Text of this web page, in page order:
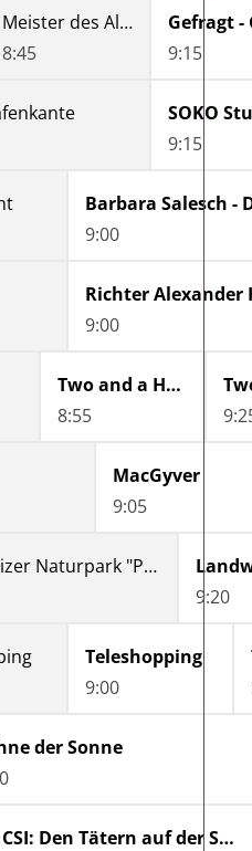
Meister des Alltags
8:45
Gefragt -
9:15
SOKO
9:15
9:00
Richter Alexander
9:00
Two and a Half Men
8:55
MacGyver
9:05
Schweizer Naturpark "Pfyn-Finges" - Rendez-vous im Park
9:20
Teleshopping
9:00
der Sonne
CSI: Den Tätern auf der Spur